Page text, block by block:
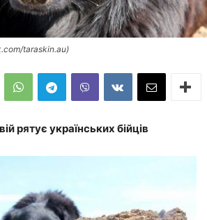
taraskin.au)
рятує українських бійців